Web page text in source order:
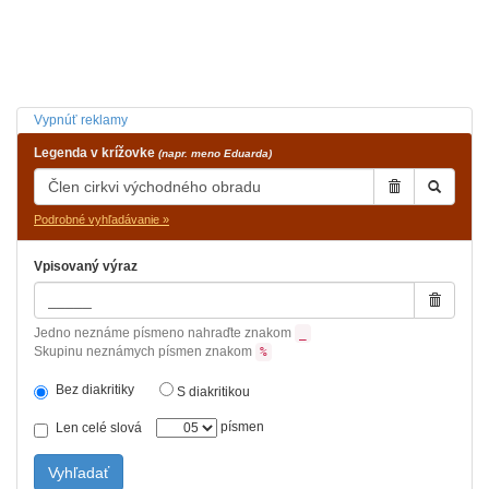
Vypnúť reklamy
Legenda v krížovke (napr. meno Eduarda)
Podrobné vyhľadávanie »
Vpisovaný výraz
Jedno neznáme písmeno nahraďte znakom
Skupinu neznámych písmen znakom %
Bez diakritiky S diakritikou
Len celé slová písmen
Vyhľadať